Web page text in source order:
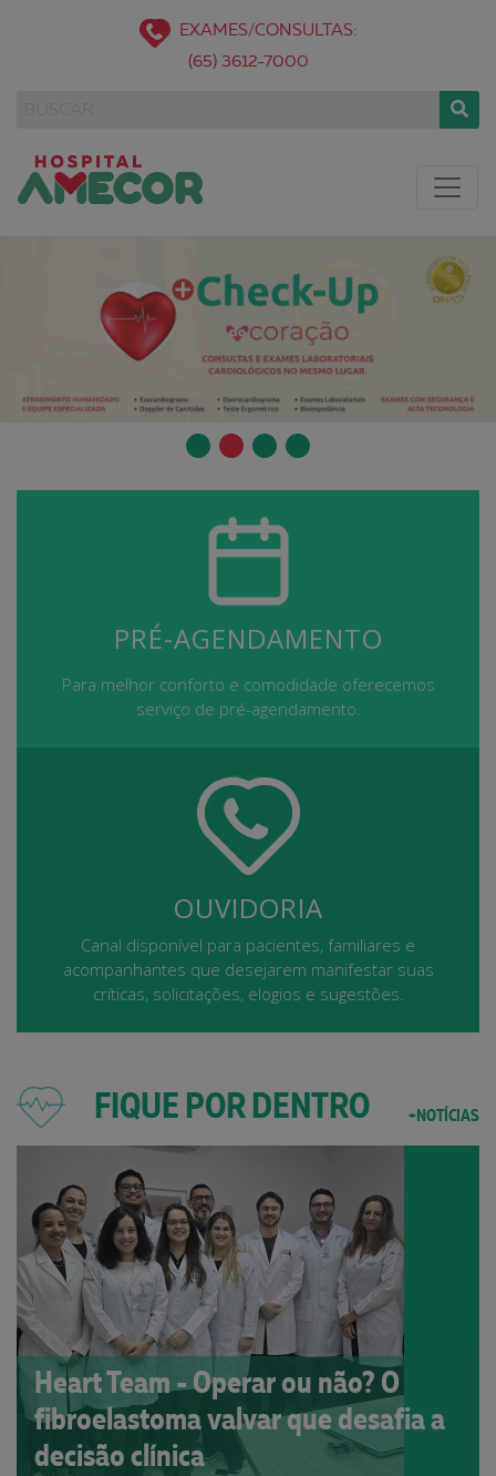
EXAMES/CONSULTAS:
(65) 3612-7000
PRÉ-AGENDAMENTO
Para melhor conforto e comodidade oferecemos
serviço de pré-agendamento.
OUVIDORIA
Canal disponível para pacientes, familiares e
acompanhantes que desejarem manifestar suas
críticas, solicitações, elogios e sugestões.
FIQUE POR DENTRO +NOTÍCIAS
Heart Team - Operar ou não? O
fibroelastoma valvar que desafia a
decisão clínica